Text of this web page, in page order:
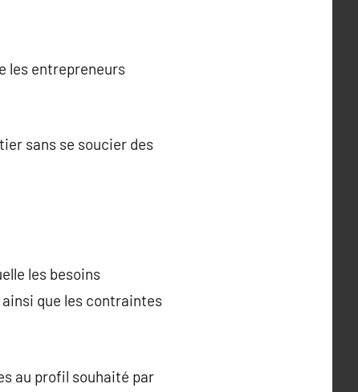
les entrepreneurs
sans se soucier des
les besoins
que les contraintes
au profil souhaité par